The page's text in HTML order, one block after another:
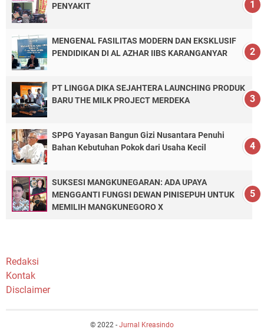
PENYAKIT
MENGENAL FASILITAS MODERN DAN EKSKLUSIF
PENDIDIKAN DI AL AZHAR IIBS KARANGANYAR
PT LINGGA DIKA SEJAHTERA LAUNCHING PRODUK
BARU THE MILK PROJECT MERDEKA
SPPG Yayasan Bangun Gizi Nusantara Penuhi
Bahan Kebutuhan Pokok dari Usaha Kecil
SUKSESI MANGKUNEGARAN: ADA UPAYA
MENGGANTI FUNGSI DEWAN PINISEPUH UNTUK
MEMILIH MANGKUNEGORO X
Redaksi
Kontak
Disclaimer
© 2022 - Jurnal Kreasindo